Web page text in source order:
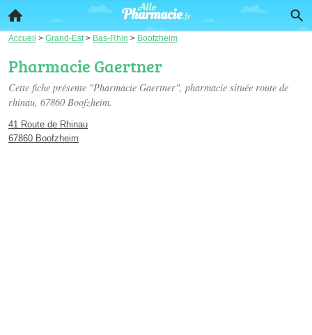
Accueil > Grand-Est > Bas-Rhin > Boofzheim
Pharmacie Gaertner
Cette fiche présente "Pharmacie Gaertner", pharmacie située route de
rhinau, 67860 Boofzheim.
41 Route de Rhinau
67860 Boofzheim